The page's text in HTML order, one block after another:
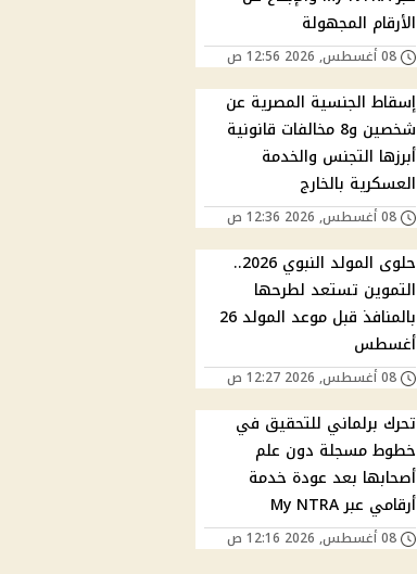
الأرقام المجهولة
08 أغسطس, 2026 12:56 ص
إسقاط الجنسية المصرية عن
شخصين و8 مخالفات قانونية
أبرزها التجنس والخدمة
العسكرية بالخارج
08 أغسطس, 2026 12:36 ص
حلوى المولد النبوي 2026..
التموين تستعد لطرحها
بالمنافذ قبل موعد المولد 26
أغسطس
08 أغسطس, 2026 12:27 ص
تحرك برلماني للتحقيق في
خطوط مسجلة دون علم
أصحابها بعد عودة خدمة
أرقامي عبر My NTRA
08 أغسطس, 2026 12:16 ص